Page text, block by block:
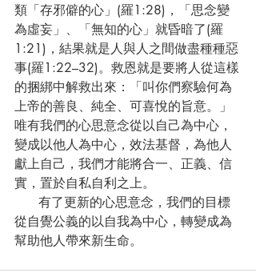
類「存邪僻的心」(羅1:28)，「思念變
為虛妄」、「無知的心」就昏暗了(羅
1:21)，結果就是人與人之間做盡種種惡
事(羅1:22–32)。救恩就是要將人從這樣
的捆綁中解救出來：「叫你們察驗何為
上帝的善良、純全、可喜悅的旨意。」
唯有我們的心思意念從以自己為中心，
變成以他人為中心，效法基督，為他人
獻上自己，我們才能將合一、正義、信
實，置於自私自利之上。
從自覺公義的以自我為中心，轉變成為
幫助他人帶來新生命。